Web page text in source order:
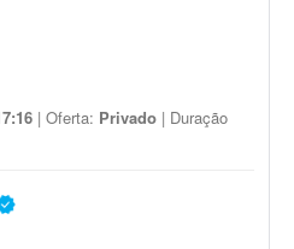
| Oferta: Privado | Duração